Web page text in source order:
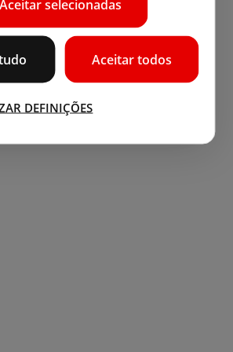
Aceitar selecionadas
Aceitar todos
DEFINIÇÕES